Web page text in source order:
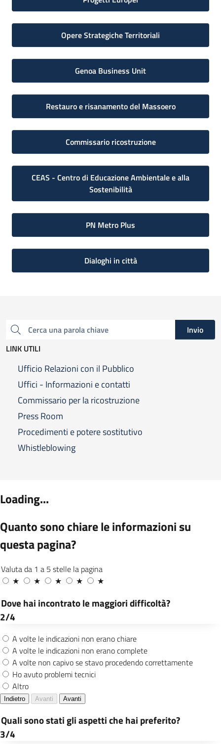
Opere Strategiche Territoriali
Genoa Business Unit
Restauro e risanamento del Massoero
Commissario ricostruzione
CEAS - Centro di Educazione Ambientale e alla
Sostenibilità
PN Metro Plus
Dialoghi in città
Cerca una parola chiave
Invio
LINK UTILI
Ufficio Relazioni con il Pubblico
Uffici - Informazioni e contatti
Commissario per la ricostruzione
Press Room
Procedimenti e potere sostitutivo
Whistleblowing